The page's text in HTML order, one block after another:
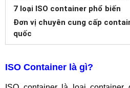
7 loại ISO container phổ biến
Đơn vị chuyên cung cấp
quốc
ISO Container là gì?